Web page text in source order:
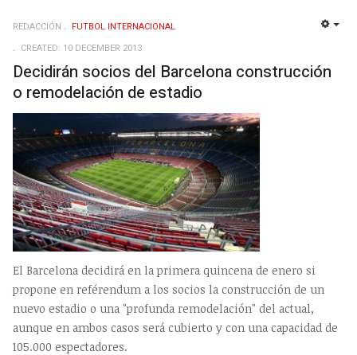
REDACCIÓN
FUTBOL INTERNACIONAL
CREATED: 10 DECEMBER 2013
Decidirán socios del Barcelona construcción
o remodelación de estadio
El Barcelona decidirá en la primera quincena de enero si
propone en reférendum a los socios la construcción de un
nuevo estadio o una "profunda remodelación" del actual,
aunque en ambos casos será cubierto y con una capacidad de
105.000 espectadores.